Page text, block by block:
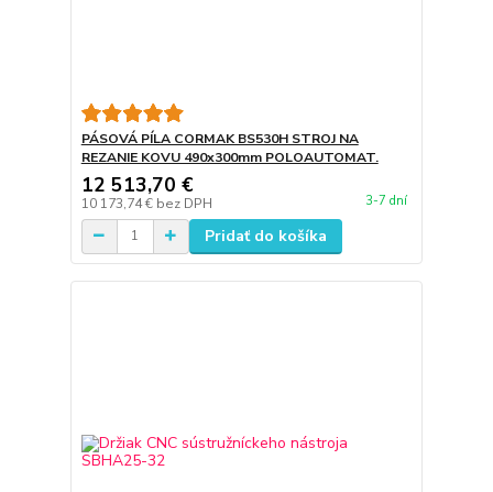
PÁSOVÁ PÍLA CORMAK BS530H STROJ NA
REZANIE KOVU 490x300mm POLOAUTOMAT.
12 513,70 €
10 173,74 € bez DPH 3-7 dní
Pridať do košíka